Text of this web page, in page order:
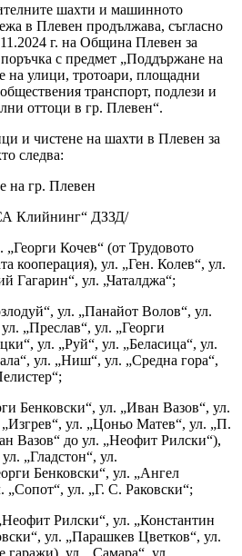
шахти и машинното
в Плевен продължава, съгласно
г. на Община Плевен за
с предмет „Поддържане на
на улици, тротоари, площадни
транспорт, подлези и
оттоци в гр. Плевен“.
и чистене на шахти в Плевен за
следва:
на гр. Плевен
Клийнинг“ ДЗЗД/
Кочев“ (от Трудовото
кооперация), ул. „Ген. Колев“, ул.
Гагарин“, ул. „Чаталджа“;
ул. „Панайот Волов“, ул.
„Преслав“, ул. „Георги
ул. „Руй“, ул. „Беласица“, ул.
ул. „Ниш“, ул. „Средна гора“,
Бенковски“, ул. „Иван Вазов“, ул.
ул. „Цоньо Матев“, ул. „П.
Вазов“ до ул. „Неофит Рилски“),
„Гладстон“, ул.
Бенковски“, ул. „Ангел
ул. „Г. С. Раковски“;
Рилски“, ул. „Константин
ул. „Парашкев Цветков“, ул.
гаражи), ул. „Самара“, ул.